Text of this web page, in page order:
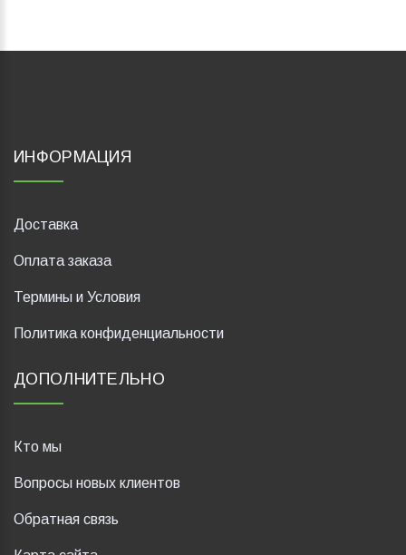
ИНФОРМАЦИЯ
Доставка
Оплата заказа
Термины и Условия
Политика конфиденциальности
ДОПОЛНИТЕЛЬНО
Кто мы
Вопросы новых клиентов
Обратная связь